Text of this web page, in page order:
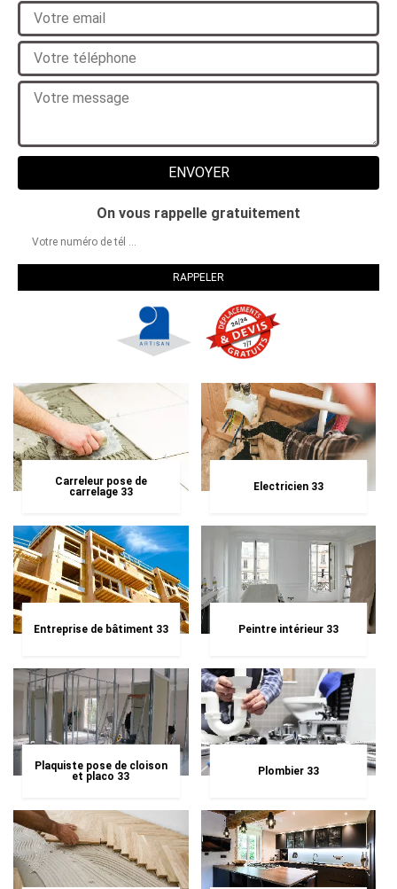
On vous rappelle gratuitement
Carreleur pose de
carrelage 33
Electricien 33
Entreprise de bâtiment 33 Peintre intérieur 33
Plaquiste pose de cloison
et placo 33
Plombier 33